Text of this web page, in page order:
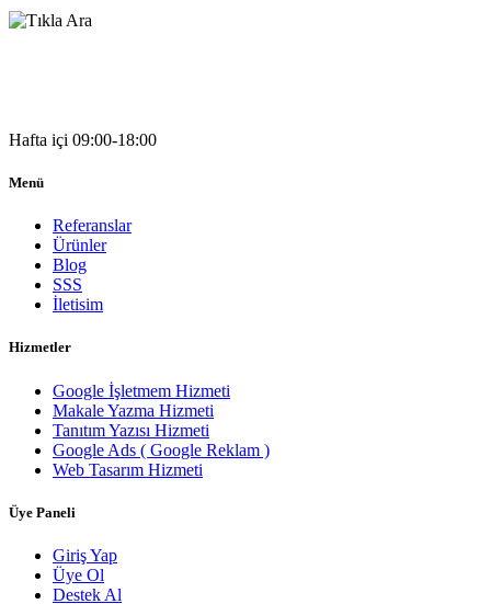
Hafta içi 09:00-18:00
Menü
Referanslar
Ürünler
Blog
SSS
İletisim
Hizmetler
Google İşletmem Hizmeti
Makale Yazma Hizmeti
Tanıtım Yazısı Hizmeti
Google Ads ( Google Reklam )
Web Tasarım Hizmeti
Üye Paneli
Giriş Yap
Üye Ol
Destek Al